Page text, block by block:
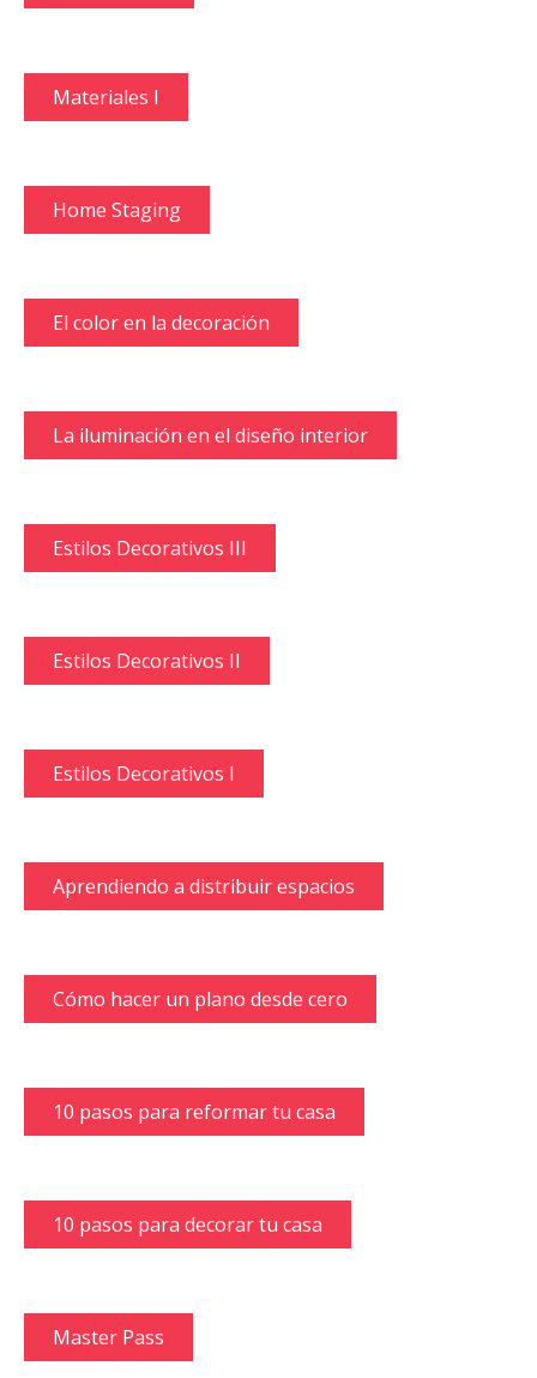
Materiales I
Home Staging
El color en la decoración
La iluminación en el diseño interior
Estilos Decorativos III
Estilos Decorativos II
Estilos Decorativos I
Aprendiendo a distribuir espacios
Cómo hacer un plano desde cero
10 pasos para reformar tu casa
10 pasos para decorar tu casa
Master Pass